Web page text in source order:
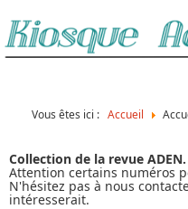
Vous êtes ici : Accueil
Collection de la revue ADEN.
Attention certains numéros
N'hésitez pas à nous
intéresserait.